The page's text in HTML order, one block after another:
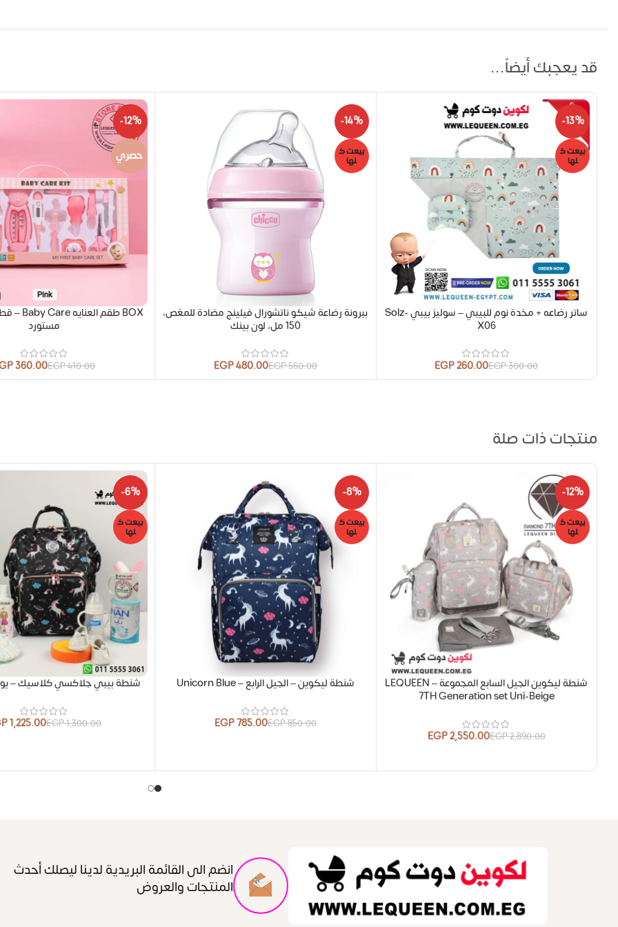
قد يعجبك أيضاً…
-13%
بيعت ك
لها
ساتر رضاعه + مخدة نوم للبيبي – سوليز بيبي Solz-
X06
300.00
EGP
260.00
EGP
-14%
بيعت ك
لها
ببرونة رضاعة شيكو ناتشورال فيلينج مضادة للمغص،
150 مل، لون بينك
560.00
EGP
480.00
EGP
-12%
حصري
مستورد
410.00
EGP
360.00
منتجات ذات صلة
-12%
بيعت ك
لها
شنطة ليكوين الجيل السابع المجموعة LEQUEEN –
7TH Generation set Uni-Beige
2,890.00
EGP
2,550.00
EGP
-8%
بيعت ك
لها
شنطة ليكوين – الجيل الرابع – Unicorn Blue
850.00
EGP
785.00
EGP
-6%
بيعت ك
لها
شنطة بيبي جلاكسي كلاسيك –
1,300.00
EGP
1,225.00
انضم الى القائمة البريدية لدينا ليصلك أحدث
المنتجات والعروض